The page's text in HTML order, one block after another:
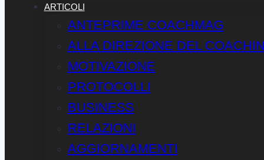
ARTICOLI
ANTEPRIME COACHMAG
ALLA DIREZIONE DEL
MOTIVAZIONE
PROTOCOLLI
BUSINESS
RELAZIONI
AGGIORNAMENTI